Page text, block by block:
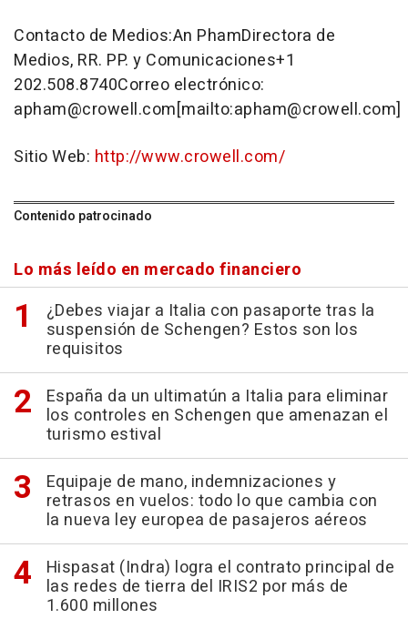
Contacto de Medios:An PhamDirectora de
Medios, RR. PP. y Comunicaciones+1
202.508.8740Correo electrónico:
apham@crowell.com[mailto:apham@crowell.com]
Sitio Web: http://www.crowell.com/
Contenido patrocinado
Lo más leído en mercado financiero
¿Debes viajar a Italia con pasaporte tras la
suspensión de Schengen? Estos son los
requisitos
España da un ultimatún a Italia para eliminar
los controles en Schengen que amenazan el
turismo estival
Equipaje de mano, indemnizaciones y
retrasos en vuelos: todo lo que cambia con
la nueva ley europea de pasajeros aéreos
Hispasat (Indra) logra el contrato principal de
las redes de tierra del IRIS2 por más de
1.600 millones